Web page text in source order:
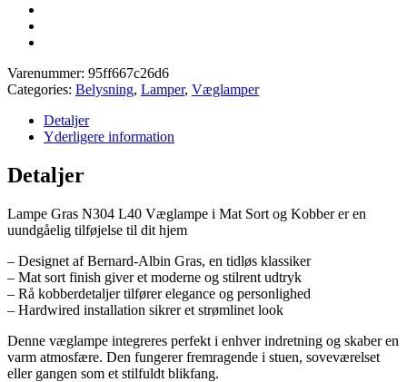
Varenummer: 95ff667c26d6
Categories: Belysning, Lamper, Væglamper
Detaljer
Yderligere information
Detaljer
Lampe Gras N304 L40 Væglampe i Mat Sort og Kobber er en
uundgåelig tilføjelse til dit hjem
– Designet af Bernard-Albin Gras, en tidløs klassiker
– Mat sort finish giver et moderne og stilrent udtryk
– Rå kobberdetaljer tilfører elegance og personlighed
– Hardwired installation sikrer et strømlinet look
Denne væglampe integreres perfekt i enhver indretning og skaber en
varm atmosfære. Den fungerer fremragende i stuen, soveværelset
eller gangen som et stilfuldt blikfang.